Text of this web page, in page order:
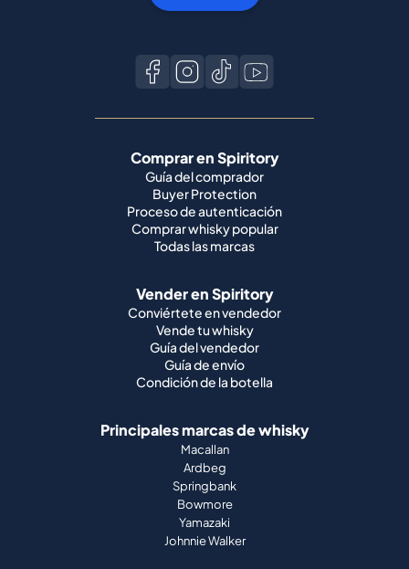
Comprar en Spiritory
Guía del comprador
Buyer Protection
Proceso de autenticación
Comprar whisky popular
Todas las marcas
Vender en Spiritory
Conviértete en vendedor
Vende tu whisky
Guía del vendedor
Guía de envío
Condición de la botella
Principales marcas de whisky
Macallan
Ardbeg
Springbank
Bowmore
Yamazaki
Johnnie Walker